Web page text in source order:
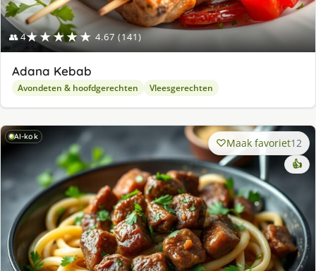
👥 4★★★★★ 4.67 (141)
Adana Kebab
Avondeten & hoofdgerechten Vleesgerechten
AI-kok Maak favoriet12
👍